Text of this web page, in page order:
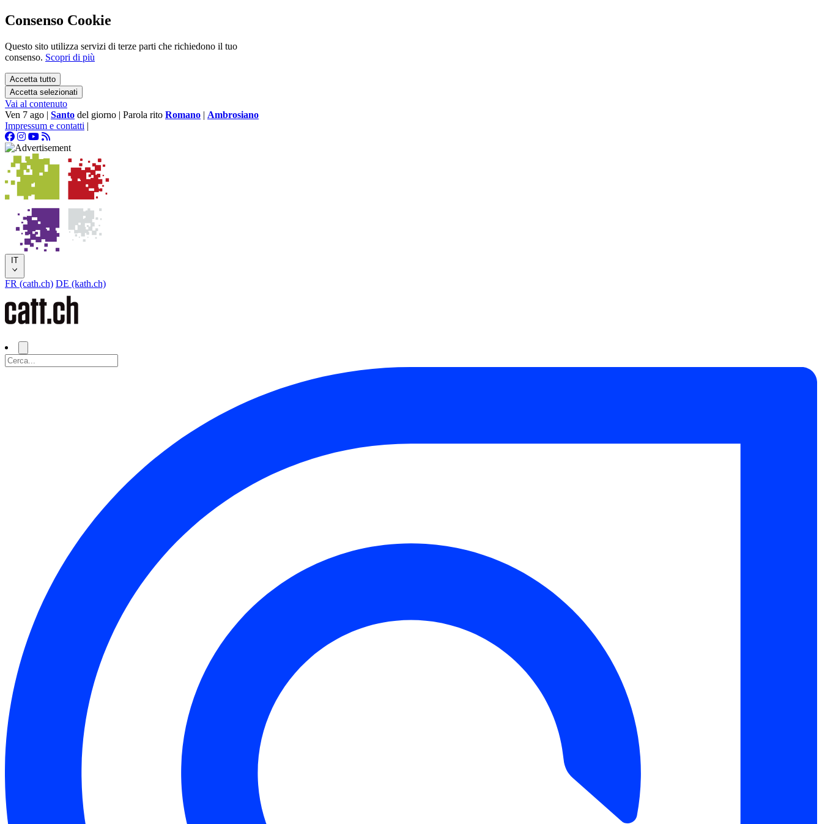
Consenso Cookie
Questo sito utilizza servizi di terze parti che richiedono il tuo
consenso. Scopri di più
Accetta tutto
Accetta selezionati
Vai al contenuto
Ven 7 ago | Santo del giorno | Parola rito Romano | Ambrosiano
Impressum e contatti |
IT
FR (cath.ch) DE (kath.ch)